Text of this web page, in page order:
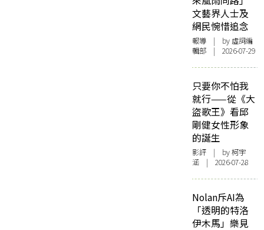
文藝界人士及
網民惋惜追念
報導 | by 虛詞編
輯部 | 2026-07-29
只要你不怕我
就行——從《大
盜歌王》看邱
剛健女性形象
的誕生
影評 | by 柯宇
涵 | 2026-07-28
Nolan斥AI為
「透明的特洛
伊木馬」樂見